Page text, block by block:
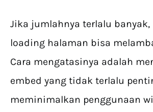
Jika jumlahnya terlalu banyak,
loading halaman bisa
Cara mengatasinya adalah
embed yang tidak terlalu
meminimalkan penggunaan